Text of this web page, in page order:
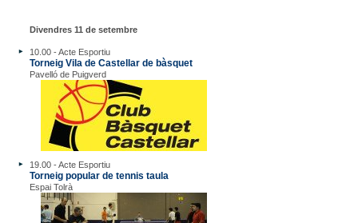
Divendres 11 de setembre
10.00 - Acte Esportiu
Torneig Vila de Castellar de bàsquet
Pavelló de Puigverd
19.00 - Acte Esportiu
Torneig popular de tennis taula
Espai Tolrà